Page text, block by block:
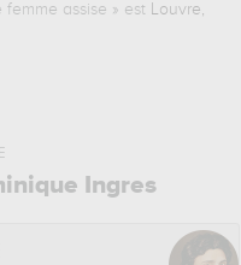
femme assise » est Louvre,
Ingres